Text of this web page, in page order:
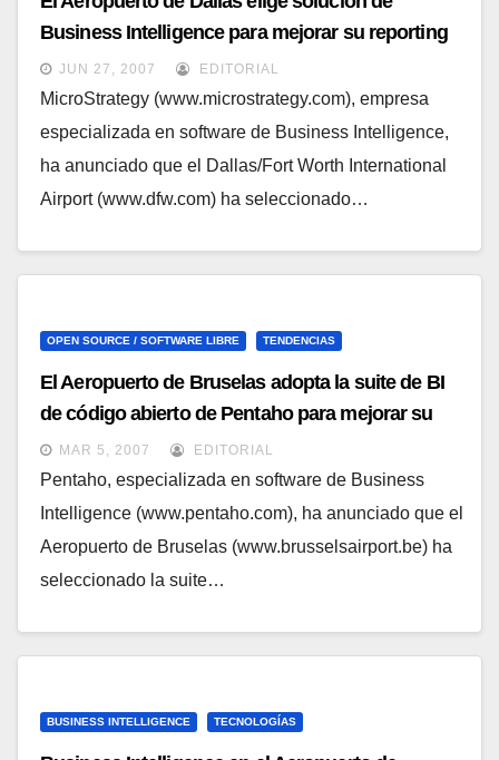
Business Intelligence para mejorar su reporting
JUN 27, 2007 EDITORIAL
MicroStrategy (www.microstrategy.com), empresa
especializada en software de Business Intelligence,
ha anunciado que el Dallas/Fort Worth International
Airport (www.dfw.com) ha seleccionado…
OPEN SOURCE / SOFTWARE LIBRE TENDENCIAS
El Aeropuerto de Bruselas adopta la suite de BI
de código abierto de Pentaho para mejorar su
reporting
MAR 5, 2007 EDITORIAL
Pentaho, especializada en software de Business
Intelligence (www.pentaho.com), ha anunciado que el
Aeropuerto de Bruselas (www.brusselsairport.be) ha
seleccionado la suite…
BUSINESS INTELLIGENCE TECNOLOGÍAS